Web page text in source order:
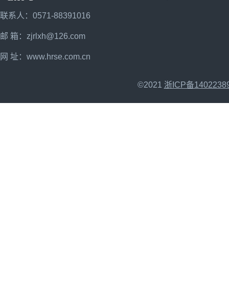
联系人：0571-88391016
邮 箱：zjrlxh@126.com
网 址： www.hrse.com.cn
©2021 浙ICP备